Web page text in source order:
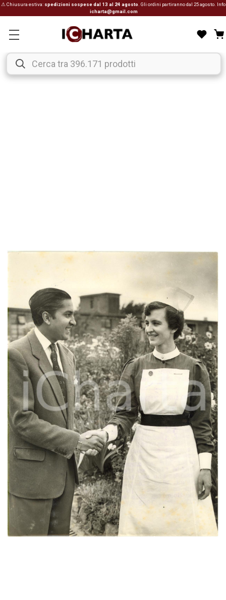
⚠ Chiusura estiva: spedizioni sospese dal 13 al 24 agosto . Gli ordini partiranno dal 25 agosto. Info:
icharta@gmail.com